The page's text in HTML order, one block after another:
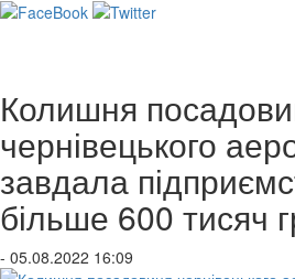
Колишня
чернівецького
завдала
більше 600 тисяч
- 05.08.2022 16:09